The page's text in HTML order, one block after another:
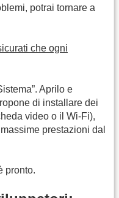
potrai tornare a
che ogni
Aprilo e
di installare dei
video o il Wi-Fi),
prestazioni dal
pronto.